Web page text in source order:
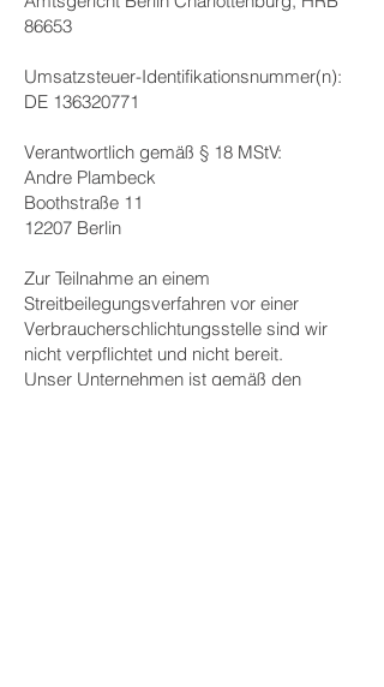
86653
Umsatzsteuer-Identifikationsnummer(n):
DE 136320771
Verantwortlich gemäß § 18 MStV:
Andre Plambeck
Boothstraße 11
12207 Berlin
Zur Teilnahme an einem
Streitbeilegungsverfahren vor einer
Verbraucherschlichtungsstelle sind wir
nicht verpflichtet und nicht bereit.
Unser Unternehmen ist gemäß den